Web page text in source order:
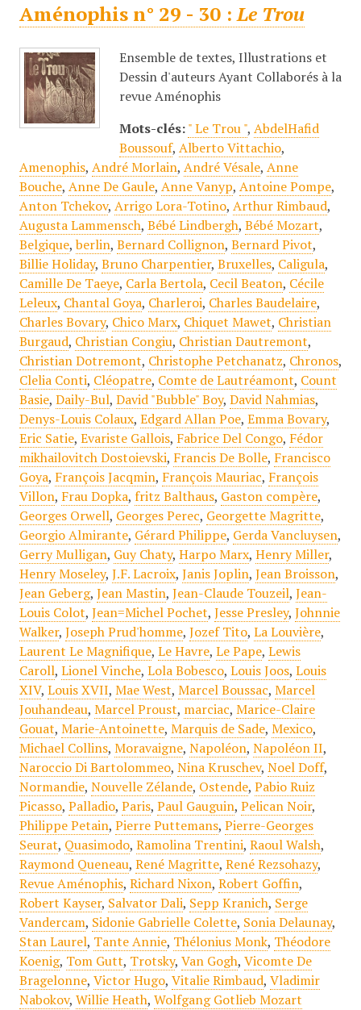
Aménophis n° 29 - 30 :Le Trou
Ensemble de textes, Illustrations et
Dessin d'auteurs Ayant Collaborés à la
revue Aménophis
Mots-clés: " Le Trou ", AbdelHafid
Boussouf, Alberto Vittachio,
Amenophis, André Morlain, André Vésale, Anne
Bouche, Anne De Gaule, Anne Vanyp, Antoine Pompe,
Anton Tchekov, Arrigo Lora-Totino, Arthur Rimbaud,
Augusta Lammensch, Bébé Lindbergh, Bébé Mozart,
Belgique,berlin, Bernard Collignon, Bernard Pivot,
Billie Holiday, Bruno Charpentier, Bruxelles, Caligula,
Camille De Taeye, Carla Bertola, Cecil Beaton, Cécile
Leleux, Chantal Goya, Charleroi, Charles Baudelaire,
Charles Bovary, Chico Marx, Chiquet Mawet, Christian
Burgaud, Christian Congiu, Christian Dautremont,
Christian Dotremont, Christophe Petchanatz, Chronos,
Clelia Conti, Cléopatre, Comte de Lautréamont, Count
Basie, Daily-Bul, David "Bubble" Boy, David Nahmias,
Denys-Louis Colaux, Edgard Allan Poe, Emma Bovary,
Eric Satie, Evariste Gallois, Fabrice Del Congo, Fédor
mikhailovitch Dostoievski, Francis De Bolle, Francisco
Goya, François Jacqmin, François Mauriac, François
Villon, Frau Dopka, fritz Balthaus, Gaston compère,
Georges Orwell, Georges Perec, Georgette Magritte,
Georgio Almirante, Gérard Philippe, Gerda Vancluysen,
Gerry Mulligan, Guy Chaty, Harpo Marx, Henry Miller,
Henry Moseley, J.F. Lacroix, Janis Joplin, Jean Broisson,
Jean Geberg, Jean Mastin, Jean-Claude Touzeil, Jean-
Louis Colot, Jean=Michel Pochet, Jesse Presley, Johnnie
Walker, Joseph Prud'homme, Jozef Tito, La Louvière,
Laurent Le Magnifique, Le Havre, Le Pape, Lewis
Caroll, Lionel Vinche, Lola Bobesco, Louis Joos, Louis
XIV, Louis XVII, Mae West, Marcel Boussac, Marcel
Jouhandeau, Marcel Proust, marciac, Marice-Claire
Gouat, Marie-Antoinette, Marquis de Sade, Mexico,
Michael Collins, Moravaigne, Napoléon, Napoléon II,
Naroccio Di Bartolommeo, Nina Kruschev, Noel Doff,
Normandie, Nouvelle Zélande, Ostende, Pabio Ruiz
Picasso, Palladio, Paris, Paul Gauguin, Pelican Noir,
Philippe Petain, Pierre Puttemans, Pierre-Georges
Seurat, Quasimodo, Ramolina Trentini, Raoul Walsh,
Raymond Queneau, René Magritte, René Rezsohazy,
Revue Aménophis, Richard Nixon, Robert Goffin,
Robert Kayser, Salvator Dali, Sepp Kranich, Serge
Vandercam, Sidonie Gabrielle Colette, Sonia Delaunay,
Stan Laurel, Tante Annie, Thélonius Monk, Théodore
Koenig, Tom Gutt, Trotsky, Van Gogh, Vicomte De
Bragelonne, Victor Hugo, Vitalie Rimbaud, Vladimir
Nabokov, Willie Heath, Wolfgang Gotlieb Mozart